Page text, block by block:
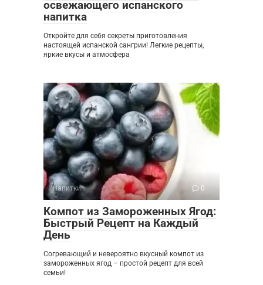
освежающего испанского
напитка
Откройте для себя секреты приготовления
настоящей испанской сангрии! Легкие рецепты,
яркие вкусы и атмосфера
Напитки 0
Компот из Замороженных Ягод:
Быстрый Рецепт на Каждый
День
Согревающий и невероятно вкусный компот из
замороженных ягод – простой рецепт для всей
семьи!